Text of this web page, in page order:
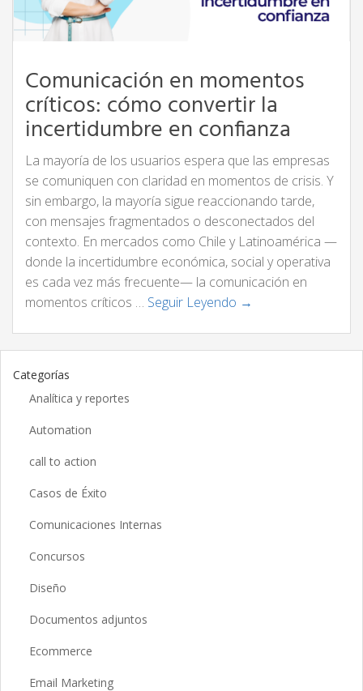
Comunicación en momentos
críticos: cómo convertir la
incertidumbre en confianza
La mayoría de los usuarios espera que las empresas
se comuniquen con claridad en momentos de crisis. Y
sin embargo, la mayoría sigue reaccionando tarde,
con mensajes fragmentados o desconectados del
contexto. En mercados como Chile y Latinoamérica —
donde la incertidumbre económica, social y operativa
es cada vez más frecuente— la comunicación en
momentos críticos … Seguir Leyendo →
Categorías
Analítica y reportes
Automation
call to action
Casos de Éxito
Comunicaciones Internas
Concursos
Diseño
Documentos adjuntos
Ecommerce
Email Marketing